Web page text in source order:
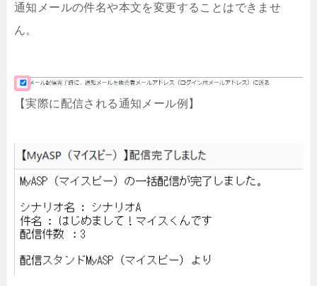
通知メールの件名や本文を変更することはできませ
ん。
【実際に配信される通知メール例】